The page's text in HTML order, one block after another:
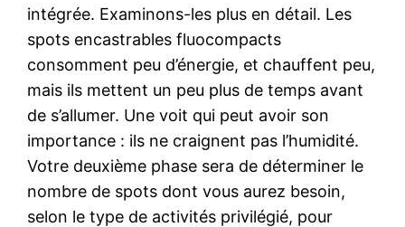
intégrée. Examinons-les plus en détail. Les
spots encastrables fluocompacts
consomment peu d’énergie, et chauffent peu,
mais ils mettent un peu plus de temps avant
de s’allumer. Une voit qui peut avoir son
importance : ils ne craignent pas l’humidité.
Votre deuxième phase sera de déterminer le
nombre de spots dont vous aurez besoin,
selon le type de activités privilégié, pour